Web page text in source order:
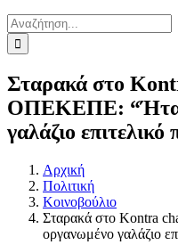
Αναζήτηση
για:
Σταρακά στο
ΟΠΕΚΕΠΕ: “Ήταν
γαλάζιο
Αρχική
Πολιτική
Κοινοβούλιο
Σταρακά στο Kontra
οργανωμένο γαλάζιο